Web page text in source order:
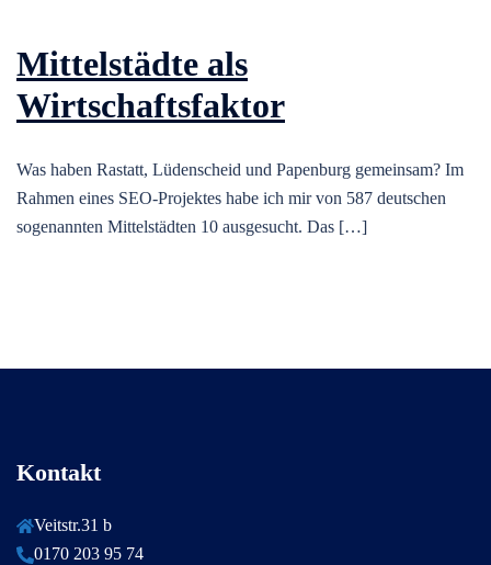
Mittelstädte als
Wirtschaftsfaktor
Was haben Rastatt, Lüdenscheid und Papenburg gemeinsam? Im
Rahmen eines SEO-Projektes habe ich mir von 587 deutschen
sogenannten Mittelstädten 10 ausgesucht. Das […]
Kontakt
Veitstr.31 b
0170 203 95 74